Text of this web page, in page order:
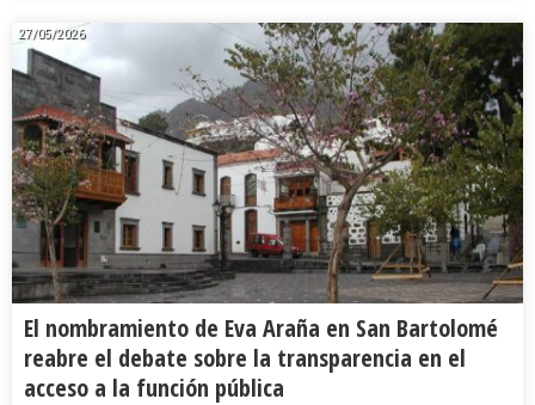
27/05/2026
El nombramiento de Eva Araña en San Bartolomé
reabre el debate sobre la transparencia en el
acceso a la función pública